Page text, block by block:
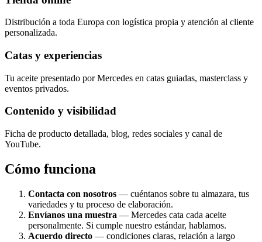
Distribución a toda Europa con logística propia y atención al cliente
personalizada.
Catas y experiencias
Tu aceite presentado por Mercedes en catas guiadas, masterclass y
eventos privados.
Contenido y visibilidad
Ficha de producto detallada, blog, redes sociales y canal de
YouTube.
Cómo funciona
Contacta con nosotros — cuéntanos sobre tu almazara, tus
variedades y tu proceso de elaboración.
Envíanos una muestra — Mercedes cata cada aceite
personalmente. Si cumple nuestro estándar, hablamos.
Acuerdo directo — condiciones claras, relación a largo